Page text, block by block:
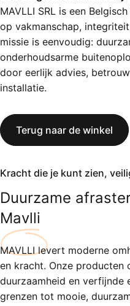
MAVLLI SRL is een
op vakmanschap,
missie is eenvoudig:
onderhoudsarme
door eerlijk advies,
installatie.
Terug naar de winkel
Kracht die je kunt zien,
Duurzame
Mavlli
MAVLLI levert moderne
en kracht. Onze producten
duurzaamheid en verfijnde
grenzen tot mooie,